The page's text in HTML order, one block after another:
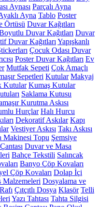
Aynası Parçalı Ayna
Ayna Tablo Poster
Örtüsü Duvar Kağıtları
Duvar Kağıtları Duvar
Duvar Kağıtları Yapışkanlı
Çocuk Odası Duvar
Poster Duvar Kağıtları Ev
Mutfak Sepeti Çok Amaçlı
Sepetleri Kutular Makyaj
Kutular Kumaş Kutular
Saklama Kutusu
Kurutma Askısı
Hurçlar Halı Hurcu
Dekoratif Askılar Kapı
Vestiyer Askısı Takı Askısı
Makinesi Topu Şemsiye
Duvar ve Masa
Bahçe Tekstili Salıncak
Banyo Çöp Kovaları
Çöp Kovaları Dolap İçi
Malzemeleri Dosyalama ve
Çıtçıtlı Dosya Klasör Telli
Yazı Tahtası Tahta Silgisi